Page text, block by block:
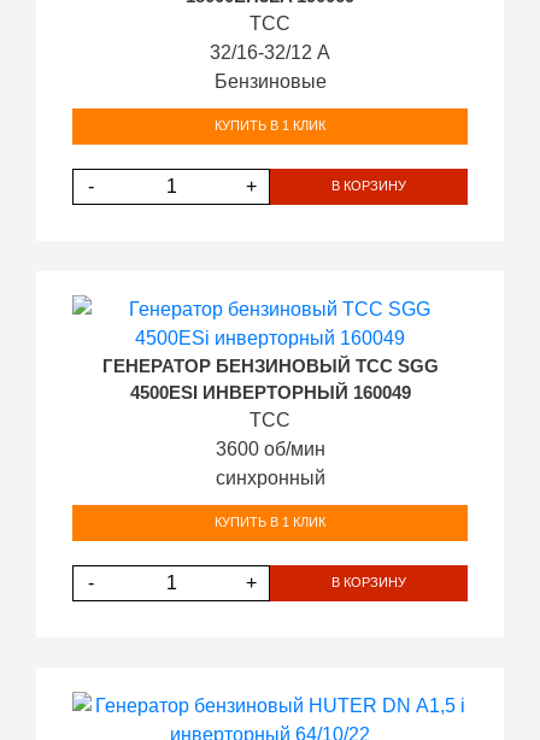
ТСС
32/16-32/12 А
Бензиновые
КУПИТЬ В 1 КЛИК
- + В КОРЗИНУ
ГЕНЕРАТОР БЕНЗИНОВЫЙ ТСС SGG
4500ESI ИНВЕРТОРНЫЙ 160049
ТСС
3600 об/мин
синхронный
КУПИТЬ В 1 КЛИК
- + В КОРЗИНУ